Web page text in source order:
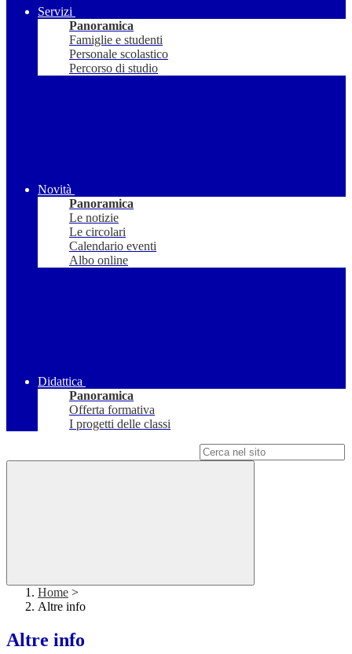
Servizi
Panoramica
Famiglie e studenti
Personale scolastico
Percorso di studio
Novità
Panoramica
Le notizie
Le circolari
Calendario eventi
Albo online
Didattica
Panoramica
Offerta formativa
I progetti delle classi
Home >
Altre info
Altre info